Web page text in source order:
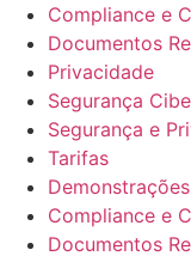
Compliance e
Documentos
Privacidade
Segurança
Segurança e
Tarifas
Compliance e
Documentos